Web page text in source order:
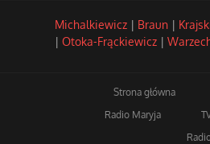
Michalkiewicz | Braun |
| Otoka-Frąckiewicz |
Strona główna
Radio Maryja